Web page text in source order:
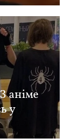
аніме
у